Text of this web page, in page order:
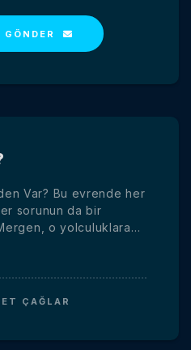
Var? Bu evrende her
sorunun da bir
o yolculuklara…
ÇAĞLAR